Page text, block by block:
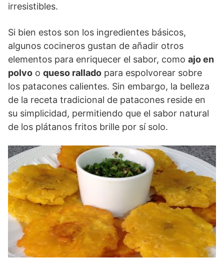
irresistibles.
Si bien estos son los ingredientes básicos,
algunos cocineros gustan de añadir otros
elementos para enriquecer el sabor, como ajo en
polvo o queso rallado para espolvorear sobre
los patacones calientes. Sin embargo, la belleza
de la receta tradicional de patacones reside en
su simplicidad, permitiendo que el sabor natural
de los plátanos fritos brille por sí solo.